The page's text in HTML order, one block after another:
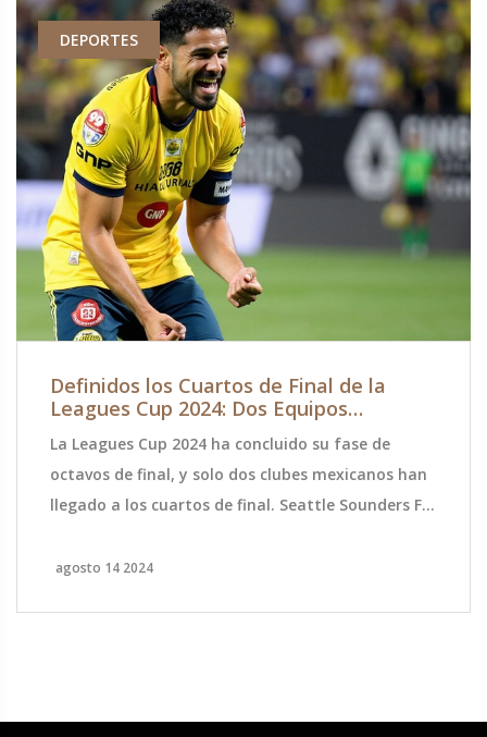
DEPORTES
Definidos los Cuartos de Final de la
Leagues Cup 2024: Dos Equipos
Mexicanos Siguen en Pie
La Leagues Cup 2024 ha concluido su fase de
octavos de final, y solo dos clubes mexicanos han
llegado a los cuartos de final. Seattle Sounders FC,
de los conjuntos que avanzaron. Los partidos de
agosto 14 2024